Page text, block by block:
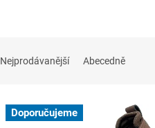
Nejprodávanější Abecedně
Doporučujeme